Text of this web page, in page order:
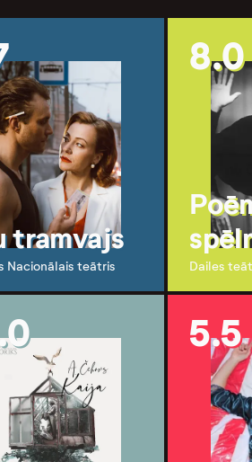
tramvajs
Nacionālais teātris
8.0
Dailes
5.5